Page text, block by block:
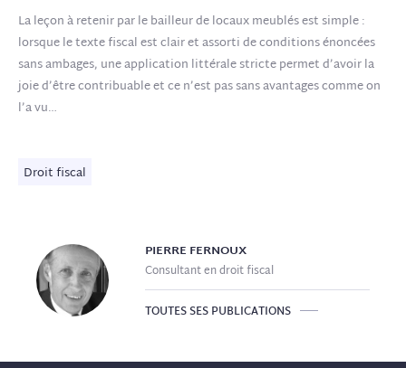
La leçon à retenir par le bailleur de locaux meublés est simple :
lorsque le texte fiscal est clair et assorti de conditions énoncées
sans ambages, une application littérale stricte permet d’avoir la
joie d’être contribuable et ce n’est pas sans avantages comme on
l’a vu…
Droit fiscal
PIERRE FERNOUX
Consultant en droit fiscal
TOUTES SES PUBLICATIONS